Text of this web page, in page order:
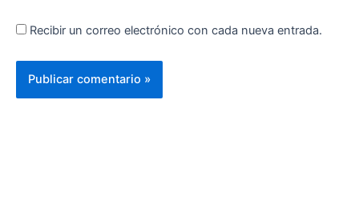
Recibir un correo electrónico con cada nueva entrada.